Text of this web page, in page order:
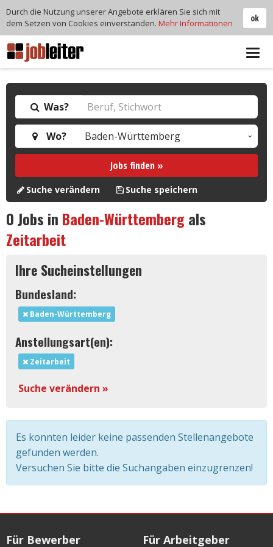
Was?
Wo?
Jobs finden »
Suche verändern Suche speichern
0Jobs in Baden-Württembergals
Zeitarbeit
Ihre Sucheinstellungen
Bundesland:
Baden-Württemberg
Anstellungsart(en):
Zeitarbeit
Suche verändern »
Es konnten leider keine passenden Stellenangebote
gefunden werden.
Versuchen Sie bitte die Suchangaben einzugrenzen!
Für Bewerber Für Arbeitgeber
ok
Durch die Nutzung unserer Angebote erklären Sie sich mit
dem Setzen von Cookies einverstanden. Mehr Informationen